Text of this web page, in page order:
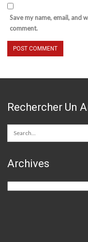
Save my name, email, and
comment.
Rechercher Un
Archives